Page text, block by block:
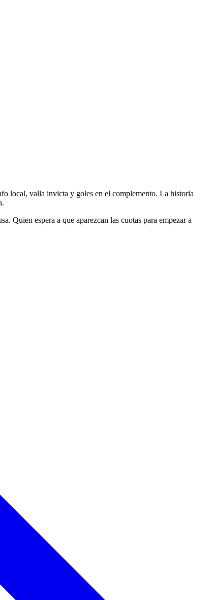
local, valla invicta y goles en el complemento. La historia
Quien espera a que aparezcan las cuotas para empezar a